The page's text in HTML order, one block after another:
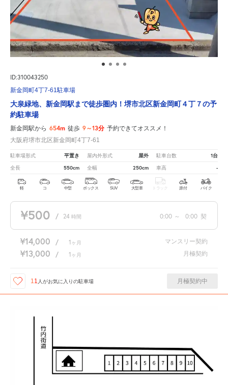
ID:310043250
新金岡町4丁7-61駐車場
大泉緑地、新金岡駅まで徒歩圏内！堺市北区新金岡町４丁７の予
約駐車場
新金岡駅から 654m 徒歩 9～13分 予約できてオススメ！
大阪府堺市北区新金岡町4丁7-61
駐車場形式 平置き 屋内外形式 屋外 駐車台数 1台
全長 550cm 全幅 250cm 車高 -
軽 コ 中型 ボックス SUV 大型車 トラック 原付 バイク
¥500 / 24 時間 0:00 ～ 0:00 契
¥14,000 / 1 ヶ月 マンスリー契約
¥13,000 / 1 ヶ月 月極契約
11 人がお気に入りの駐車場 月極契約中